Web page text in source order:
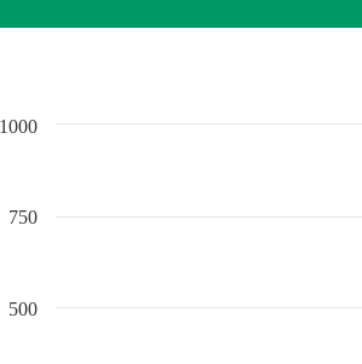
500
750
1000